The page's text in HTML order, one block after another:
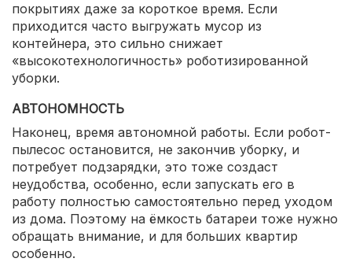
покрытиях даже за короткое время. Если
приходится часто выгружать мусор из
контейнера, это сильно снижает
«высокотехнологичность» роботизированной
уборки.
АВТОНОМНОСТЬ
Наконец, время автономной работы. Если робот-
пылесос остановится, не закончив уборку, и
потребует подзарядки, это тоже создаст
неудобства, особенно, если запускать его в
работу полностью самостоятельно перед уходом
из дома. Поэтому на ёмкость батареи тоже нужно
обращать внимание, и для больших квартир
особенно.